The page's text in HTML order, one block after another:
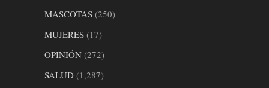
MASCOTAS (250)
MUJERES (17)
OPINIÓN (272)
SALUD (1,287)